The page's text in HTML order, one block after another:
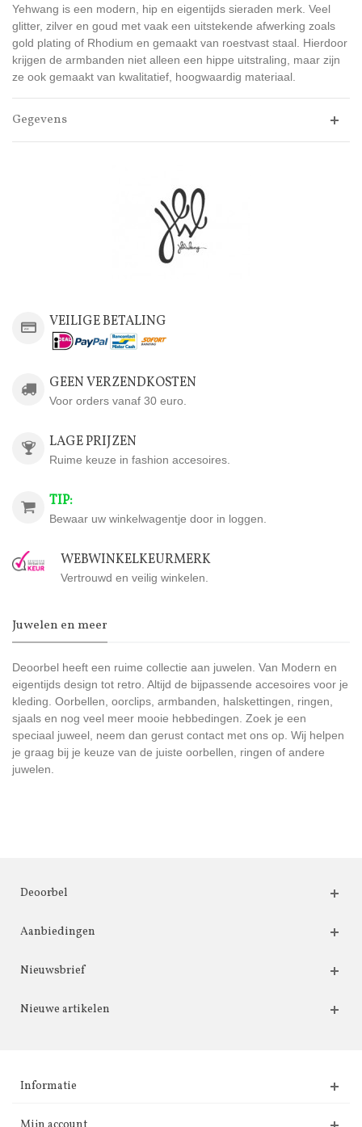
Yehwang is een modern, hip en eigentijds sieraden merk. Veel
glitter, zilver en goud met vaak een uitstekende afwerking zoals
gold plating of Rhodium en gemaakt van roestvast staal. Hierdoor
krijgen de armbanden niet alleen een hippe uitstraling, maar zijn
ze ook gemaakt van kwalitatief, hoogwaardig materiaal.
Gegevens
VEILIGE BETALING
GEEN VERZENDKOSTEN
Voor orders vanaf 30 euro.
LAGE PRIJZEN
Ruime keuze in fashion accesoires.
TIP:
Bewaar uw winkelwagentje door in loggen.
WEBWINKELKEURMERK
Vertrouwd en veilig winkelen.
Juwelen en meer
Deoorbel heeft een ruime collectie aan juwelen. Van Modern en
eigentijds design tot retro. Altijd de bijpassende accesoires voor je
kleding. Oorbellen, oorclips, armbanden, halskettingen, ringen,
sjaals en nog veel meer mooie hebbedingen. Zoek je een
speciaal juweel, neem dan gerust contact met ons op. Wij helpen
je graag bij je keuze van de juiste oorbellen, ringen of andere
juwelen.
Deoorbel
Aanbiedingen
Nieuwsbrief
Nieuwe artikelen
Informatie